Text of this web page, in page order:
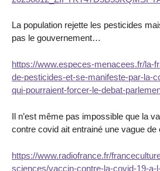
La population rejette les pesticides
pas le gouvernement…
https://www.especes-menacees.fr/la-
de-pesticides-et-se-manifeste-par-la-
qui-pourraient-forcer-le-debat-
Il n’est même pas impossible que la
contre covid ait entrainé une vague
https://www.radiofrance.fr/
sciences/vaccin-contre-la-covid-19-a-